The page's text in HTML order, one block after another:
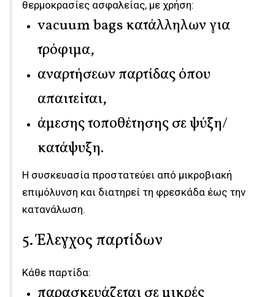
θερμοκρασίες ασφαλείας, με χρήση:
vacuum bags κατάλληλων για
τρόφιμα,
αναρτήσεων παρτίδας όπου
απαιτείται,
άμεσης τοποθέτησης σε ψύξη/
κατάψυξη.
Η συσκευασία προστατεύει από μικροβιακή
επιμόλυνση και διατηρεί τη φρεσκάδα έως την
κατανάλωση.
5. Έλεγχος παρτίδων
Κάθε παρτίδα: